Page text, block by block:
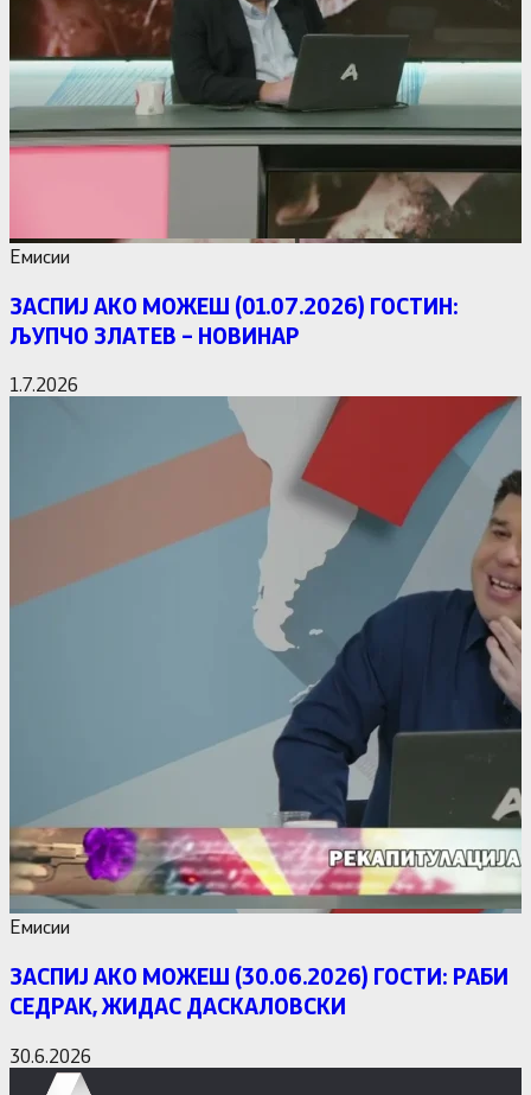
Емисии
ЗАСПИЈ АКО МОЖЕШ (01.07.2026) ГОСТИН:
ЉУПЧО ЗЛАТЕВ – НОВИНАР
1.7.2026
Емисии
ЗАСПИЈ АКО МОЖЕШ (30.06.2026) ГОСТИ: РАБИ
СЕДРАК, ЖИДАС ДАСКАЛОВСКИ
30.6.2026